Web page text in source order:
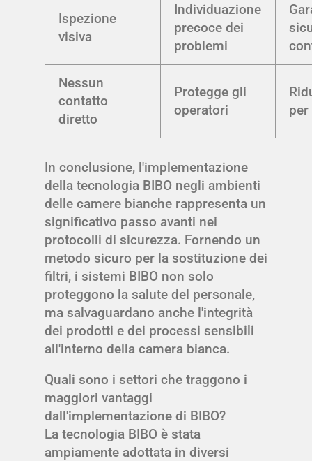
Ispezione
visiva
Individuazione
precoce dei
problemi
Nessun
contatto
diretto
Protegge gli
operatori
per
In conclusione, l'implementazione
della tecnologia BIBO negli ambienti
delle camere bianche rappresenta un
significativo passo avanti nei
protocolli di sicurezza. Fornendo un
metodo sicuro per la sostituzione dei
filtri, i sistemi BIBO non solo
proteggono la salute del personale,
ma salvaguardano anche l'integrità
dei prodotti e dei processi sensibili
all'interno della camera bianca.
Quali sono i settori che traggono i
maggiori vantaggi
dall'implementazione di BIBO?
La tecnologia BIBO è stata
ampiamente adottata in diversi